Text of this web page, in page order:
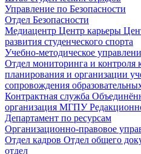
Управление по Безопасности
Отдел Безопасности
Медиацентр Центр карьеры
развития студенческого спорта
Учебно-методическое
Отдел мониторинга и контроля
планирования и организации
сопровождения
Контрактная служба
организация МГПУ
Департамент по ресурсам
Организационно-правовое
Отдел кадров Отдел общего
отдел